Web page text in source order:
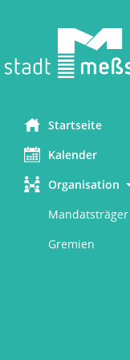
Startseite
Kalender
Organisation
Mandatsträger
Gremien